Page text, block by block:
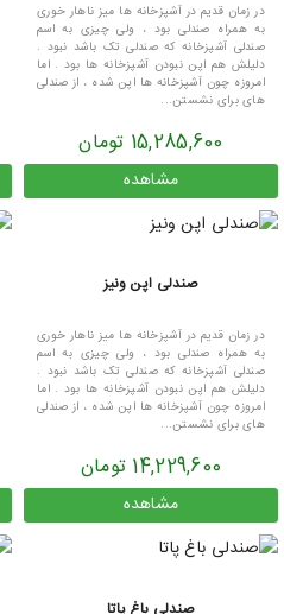
در زمان قدیم در آشپزخانه ها میز ناهار خوری
به همراه صندلی بود ، ولی چیزی به اسم
صندلی آشپزخانه که صندلی تک باشد نبود .
دلیلش هم اپن نبودن آشپزخانه ها بود . اما
امروزه چون آشپزخانه ها اپن شده ، از صندلی
های برای نشستن...
15,285,600 تومان
مشاهده
صندلی اپن ونیز
در زمان قدیم در آشپزخانه ها میز ناهار خوری
به همراه صندلی بود ، ولی چیزی به اسم
صندلی آشپزخانه که صندلی تک باشد نبود .
دلیلش هم اپن نبودن آشپزخانه ها بود . اما
امروزه چون آشپزخانه ها اپن شده ، از صندلی
های برای نشستن...
14,229,600 تومان
مشاهده
صندلی باغ پاتا